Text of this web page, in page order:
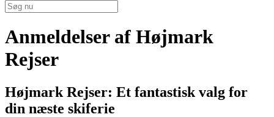
Anmeldelser af Højmark
Rejser
Højmark Rejser: Et fantastisk valg for
din næste skiferie